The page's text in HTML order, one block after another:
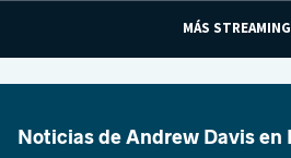
MÁS STREAMING
Noticias de Andrew Davis en